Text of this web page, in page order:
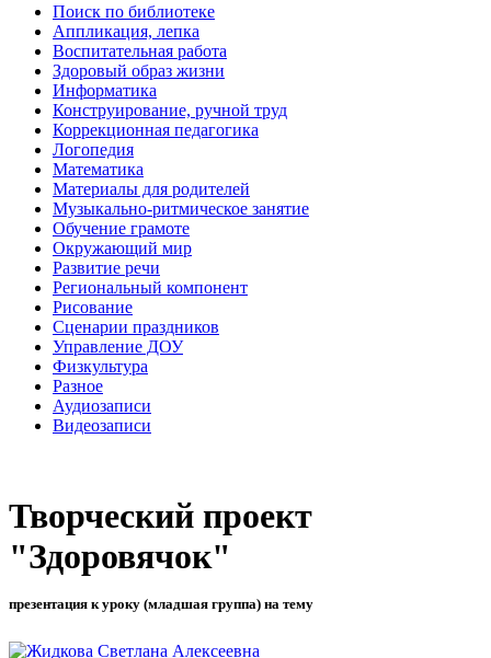
Поиск по библиотеке
Аппликация, лепка
Воспитательная работа
Здоровый образ жизни
Информатика
Конструирование, ручной труд
Коррекционная педагогика
Логопедия
Математика
Материалы для родителей
Музыкально-ритмическое занятие
Обучение грамоте
Окружающий мир
Развитие речи
Региональный компонент
Рисование
Сценарии праздников
Управление ДОУ
Физкультура
Разное
Аудиозаписи
Видеозаписи
Творческий проект
"Здоровячок"
презентация к уроку (младшая группа) на тему